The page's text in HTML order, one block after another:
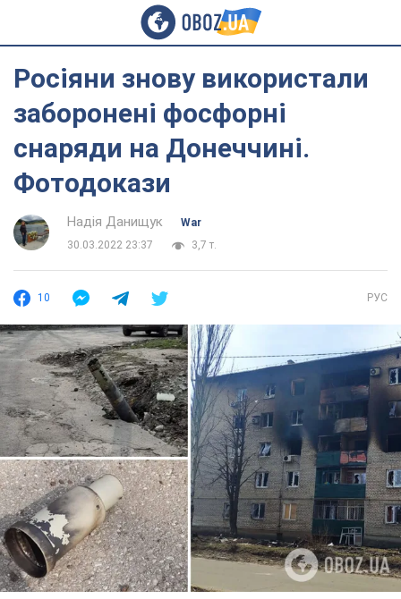
Росіяни знову використали
заборонені фосфорні
снаряди на Донеччині.
Фотодокази
Надія Данищук
War
30.03.2022 23:37
3,7 т.
10 РУС